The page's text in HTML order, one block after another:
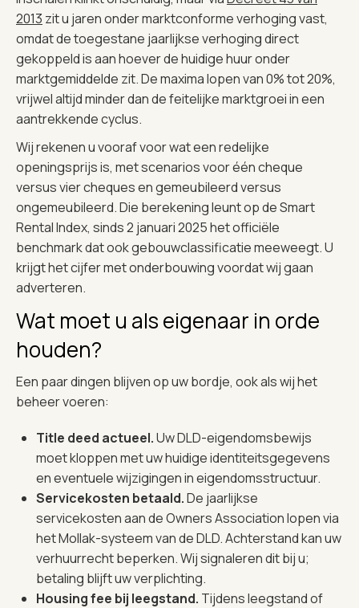
2013 zit u jaren onder marktconforme verhoging vast,
omdat de toegestane jaarlijkse verhoging direct
gekoppeld is aan hoever de huidige huur onder
marktgemiddelde zit. De maxima lopen van 0% tot 20%,
vrijwel altijd minder dan de feitelijke marktgroei in een
aantrekkende cyclus.
Wij rekenen u vooraf voor wat een redelijke
openingsprijs is, met scenarios voor één cheque
versus vier cheques en gemeubileerd versus
ongemeubileerd. Die berekening leunt op de Smart
Rental Index, sinds 2 januari 2025 het officiële
benchmark dat ook gebouwclassificatie meeweegt. U
krijgt het cijfer met onderbouwing voordat wij gaan
adverteren.
Wat moet u als eigenaar in orde
houden?
Een paar dingen blijven op uw bordje, ook als wij het
beheer voeren:
Title deed actueel.Uw DLD-eigendomsbewijs
moet kloppen met uw huidige identiteitsgegevens
en eventuele wijzigingen in eigendomsstructuur.
Servicekosten betaald.De jaarlijkse
servicekosten aan de Owners Association lopen via
het Mollak-systeem van de DLD. Achterstand kan uw
verhuurrecht beperken. Wij signaleren dit bij u;
betaling blijft uw verplichting.
Housing fee bij leegstand. Tijdens leegstand of